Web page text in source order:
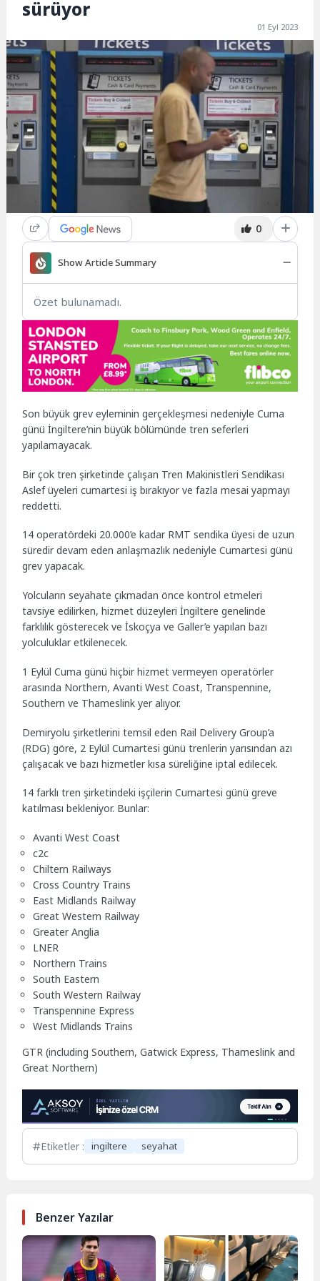
sürüyor
01 Eyl 2023
0
Show Article Summary
Özet bulunamadı.
Son büyük grev eyleminin gerçekleşmesi nedeniyle Cuma
günü İngiltere’nin büyük bölümünde tren seferleri
yapılamayacak.
Bir çok tren şirketinde çalışan Tren Makinistleri Sendikası
Aslef üyeleri cumartesi iş bırakıyor ve fazla mesai yapmayı
reddetti.
14 operatördeki 20.000’e kadar RMT sendika üyesi de uzun
süredir devam eden anlaşmazlık nedeniyle Cumartesi günü
grev yapacak.
Yolcuların seyahate çıkmadan önce kontrol etmeleri
tavsiye edilirken, hizmet düzeyleri İngiltere genelinde
farklılık gösterecek ve İskoçya ve Galler’e yapılan bazı
yolculuklar etkilenecek.
1 Eylül Cuma günü hiçbir hizmet vermeyen operatörler
arasında Northern, Avanti West Coast, Transpennine,
Southern ve Thameslink yer alıyor.
Demiryolu şirketlerini temsil eden Rail Delivery Group’a
(RDG) göre, 2 Eylül Cumartesi günü trenlerin yarısından azı
çalışacak ve bazı hizmetler kısa süreliğine iptal edilecek.
14 farklı tren şirketindeki işçilerin Cumartesi günü greve
katılması bekleniyor. Bunlar:
Avanti West Coast
c2c
Chiltern Railways
Cross Country Trains
East Midlands Railway
Great Western Railway
Greater Anglia
LNER
Northern Trains
South Eastern
South Western Railway
Transpennine Express
West Midlands Trains
GTR (including Southern, Gatwick Express, Thameslink and
Great Northern)
Etiketler : ingiltere seyahat
Benzer Yazılar